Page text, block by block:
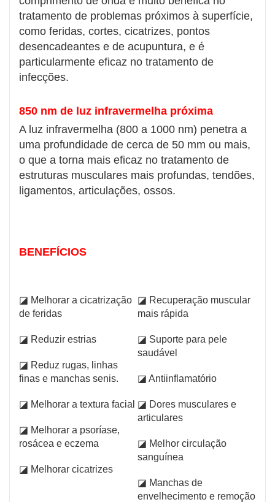
tratamento de problemas próximos à superfície,
como feridas, cortes, cicatrizes, pontos
desencadeantes e de acupuntura, e é
particularmente eficaz no tratamento de
infecções.
850 nm de luz infravermelha próxima
A luz infravermelha (800 a 1000 nm) penetra a
uma profundidade de cerca de 50 mm ou mais,
o que a torna mais eficaz no tratamento de
estruturas musculares mais profundas, tendões,
ligamentos, articulações, ossos.
BENEFÍCIOS
◪ Melhorar a cicatrização
de feridas
◪ Reduzir estrias
◪ Reduz rugas, linhas
finas e manchas senis.
◪ Melhorar a textura facial
◪ Melhorar a psoríase,
rosácea e eczema
◪ Melhorar cicatrizes
◪ Recuperação muscular
mais rápida
◪ Suporte para pele
saudável
◪ Antiinflamatório
◪ Dores musculares e
articulares
◪ Melhor circulação
sanguínea
◪ Manchas de
envelhecimento e remoção